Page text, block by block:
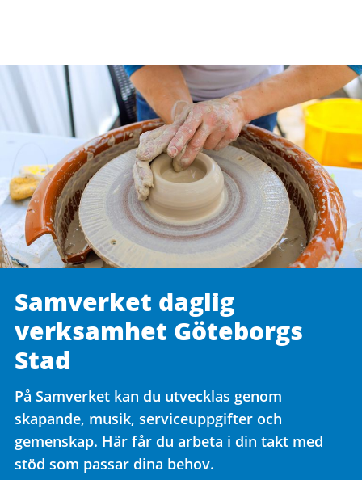
Samverket daglig
verksamhet Göteborgs
Stad
På Samverket kan du utvecklas genom
skapande, musik, serviceuppgifter och
gemenskap. Här får du arbeta i din takt med
stöd som passar dina behov.